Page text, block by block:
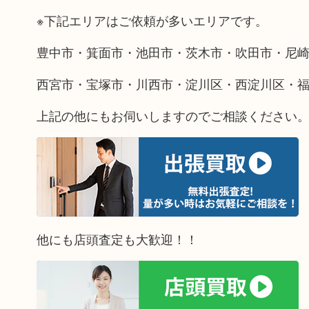
※下記エリアはご依頼が多いエリアです。
豊中市・箕面市・池田市・茨木市・吹田市・尼
西宮市・宝塚市・川西市・淀川区・西淀川区・
上記の他にもお伺いしますのでご相談ください。
他にも店頭査定も大歓迎！！